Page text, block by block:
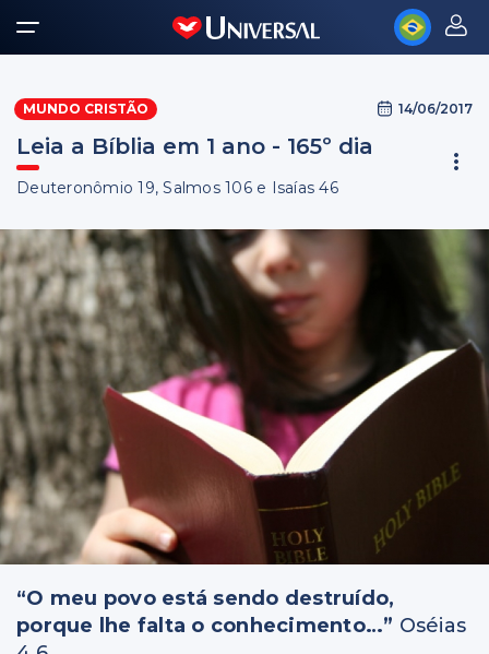
MUNDO CRISTÃO 14/06/2017
Leia a Bíblia em 1 ano - 165º dia
Deuteronômio 19, Salmos 106 e Isaías 46
“O meu povo está sendo destruído,
porque lhe falta o conhecimento…” Oséias